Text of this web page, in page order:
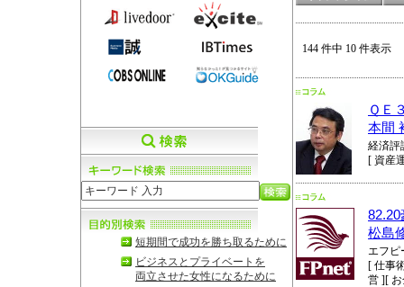
短期間で成功を勝ち取るために
ビジネスとプライベートを
両立させた女性になるために
144 件中 10 件表示
ＱＥ
本間
経済評
[ 資産
松島
エフピ
[ 仕事
営 ][